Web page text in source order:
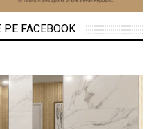
FACEBOOK